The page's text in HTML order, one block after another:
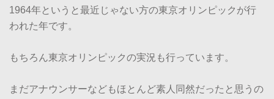
1964年というと最近じゃない方の東京オリンピックが行
われた年です。
もちろん東京オリンピックの実況も行っています。
まだアナウンサーなどもほとんど素人同然だったと思うの